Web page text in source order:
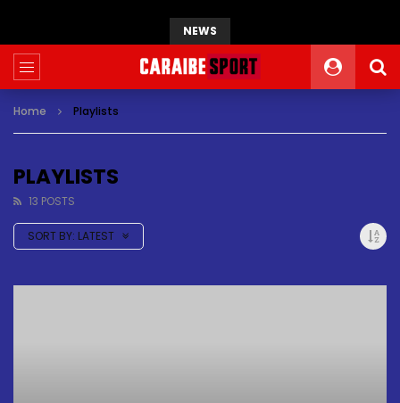
NEWS
Home Playlists
PLAYLISTS
13 POSTS
SORT BY: LATEST